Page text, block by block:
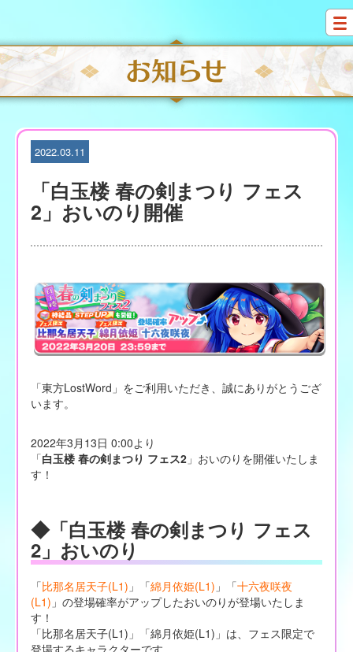
i
p
t
o
c
2022.03.11
「白玉楼 春の剣まつり フェス
2」おいのり開催
「東方LostWord」をご利用いただき、誠にありがとうござ
います。
2022年3月13日 0:00より
「白玉楼 春の剣まつり フェス2」おいのりを開催いたしま
す！
◆「白玉楼 春の剣まつり フェス
2」おいのり
「比那名居天子(L1) 」「綿月依姫(L1) 」「十六夜咲夜
(L1) 」の登場確率がアップしたおいのりが登場いたしま
す！
「比那名居天子(L1)」「綿月依姫(L1)」は、フェス限定で
登場するキャラクターです。